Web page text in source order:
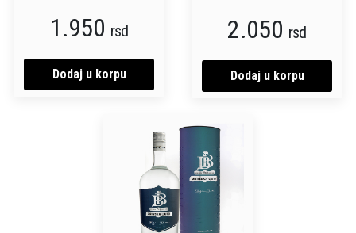
1.950 rsd
Dodaj u korpu
2.050 rsd
Dodaj u korpu